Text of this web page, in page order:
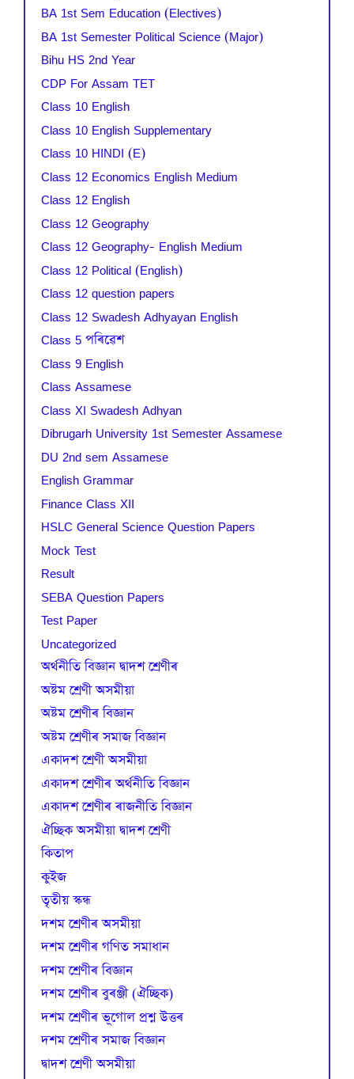
BA 1st Sem Education (Electives)
BA 1st Semester Political Science (Major)
Bihu HS 2nd Year
CDP For Assam TET
Class 10 English
Class 10 English Supplementary
Class 10 HINDI (E)
Class 12 Economics English Medium
Class 12 English
Class 12 Geography
Class 12 Geography- English Medium
Class 12 Political (English)
Class 12 question papers
Class 12 Swadesh Adhyayan English
Class 5 পৰিৱেশ
Class 9 English
Class Assamese
Class XI Swadesh Adhyan
Dibrugarh University 1st Semester Assamese
DU 2nd sem Assamese
English Grammar
Finance Class XII
HSLC General Science Question Papers
Mock Test
Result
SEBA Question Papers
Test Paper
Uncategorized
অৰ্থনীতি বিজ্ঞান দ্বাদশ শ্ৰেণীৰ
অষ্টম শ্ৰেণী অসমীয়া
অষ্টম শ্ৰেণীৰ বিজ্ঞান
অষ্টম শ্ৰেণীৰ সমাজ বিজ্ঞান
একাদশ শ্ৰেণী অসমীয়া
একাদশ শ্ৰেণীৰ অৰ্থনীতি বিজ্ঞান
একাদশ শ্ৰেণীৰ ৰাজনীতি বিজ্ঞান
ঐচ্ছিক অসমীয়া দ্বাদশ শ্ৰেণী
কিতাপ
কুইজ
তৃতীয় স্কন্ধ
দশম শ্ৰেণীৰ অসমীয়া
দশম শ্ৰেণীৰ গণিত সমাধান
দশম শ্ৰেণীৰ বিজ্ঞান
দশম শ্ৰেণীৰ বুৰঞ্জী (ঐচ্ছিক)
দশম শ্ৰেণীৰ ভূগোল প্ৰশ্ন উত্তৰ
দশম শ্ৰেণীৰ সমাজ বিজ্ঞান
দ্বাদশ শ্ৰেণী অসমীয়া